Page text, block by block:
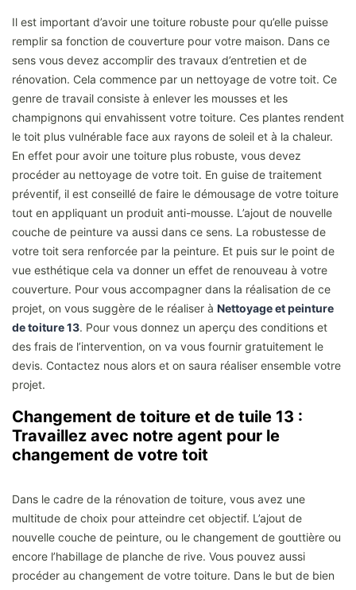
Il est important d’avoir une toiture robuste pour qu’elle puisse
remplir sa fonction de couverture pour votre maison. Dans ce
sens vous devez accomplir des travaux d’entretien et de
rénovation. Cela commence par un nettoyage de votre toit. Ce
genre de travail consiste à enlever les mousses et les
champignons qui envahissent votre toiture. Ces plantes rendent
le toit plus vulnérable face aux rayons de soleil et à la chaleur.
En effet pour avoir une toiture plus robuste, vous devez
procéder au nettoyage de votre toit. En guise de traitement
préventif, il est conseillé de faire le démousage de votre toiture
tout en appliquant un produit anti-mousse. L’ajout de nouvelle
couche de peinture va aussi dans ce sens. La robustesse de
votre toit sera renforcée par la peinture. Et puis sur le point de
vue esthétique cela va donner un effet de renouveau à votre
couverture. Pour vous accompagner dans la réalisation de ce
projet, on vous suggère de le réaliser à Nettoyage et peinture
de toiture 13. Pour vous donnez un aperçu des conditions et
des frais de l’intervention, on va vous fournir gratuitement le
devis. Contactez nous alors et on saura réaliser ensemble votre
projet.
Changement de toiture et de tuile 13 :
Travaillez avec notre agent pour le
changement de votre toit
Dans le cadre de la rénovation de toiture, vous avez une
multitude de choix pour atteindre cet objectif. L’ajout de
nouvelle couche de peinture, ou le changement de gouttière ou
encore l’habillage de planche de rive. Vous pouvez aussi
procéder au changement de votre toiture. Dans le but de bien